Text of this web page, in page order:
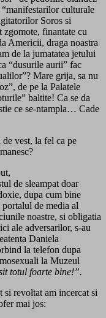
culturale
Soros si
finantate cu
Americii, draga noastra
de la jumatatea jetului
“dusurile aurii” fac
Mare grija, sa nu
de pe la Palatele
baltite! Ca se da
ce se-ntampla… Cade
vest, la fel ca pe
de sleampat doar
dupa cum bine
portalul de media al
noastre, si obligatia
ale adversarilor, s-au
Daniela
la telefon dupa
la Muzeul
totul foarte bine!”.
si revoltat am incercat si
mai jos: